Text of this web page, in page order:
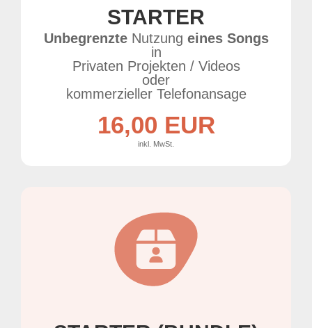
STARTER
UnbegrenzteNutzung eines Songs
in
Privaten Projekten / Videos
oder
kommerzieller Telefonansage
16,00 EUR
inkl. MwSt.